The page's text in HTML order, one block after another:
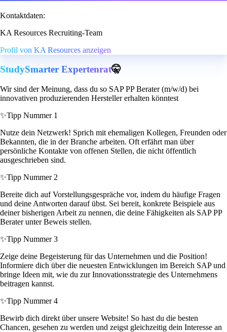
Kontaktdaten:
KA Resources Recruiting-Team
Profil von KA Resources anzeigen
StudySmarter Expertenrat🤫
Wir sind der Meinung, dass du so SAP PP Berater (m/w/d) bei
innovativen produzierenden Hersteller erhalten könntest
✨Tipp Nummer 1
Nutze dein Netzwerk! Sprich mit ehemaligen Kollegen, Freunden oder
Bekannten, die in der Branche arbeiten. Oft erfährt man über
persönliche Kontakte von offenen Stellen, die nicht öffentlich
ausgeschrieben sind.
✨Tipp Nummer 2
Bereite dich auf Vorstellungsgespräche vor, indem du häufige Fragen
und deine Antworten darauf übst. Sei bereit, konkrete Beispiele aus
deiner bisherigen Arbeit zu nennen, die deine Fähigkeiten als SAP PP
Berater unter Beweis stellen.
✨Tipp Nummer 3
Zeige deine Begeisterung für das Unternehmen und die Position!
Informiere dich über die neuesten Entwicklungen im Bereich SAP und
bringe Ideen mit, wie du zur Innovationsstrategie des Unternehmens
beitragen kannst.
✨Tipp Nummer 4
Bewirb dich direkt über unsere Website! So hast du die besten
Chancen, gesehen zu werden und zeigst gleichzeitig dein Interesse an